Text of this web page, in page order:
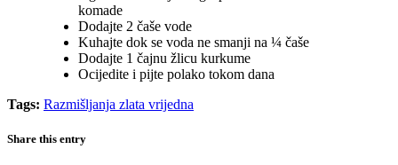
komade
Dodajte 2 čaše vode
Kuhajte dok se voda ne smanji na ¼ čaše
Dodajte 1 čajnu žlicu kurkume
Ocijedite i pijte polako tokom dana
Tags: Razmišljanja zlata vrijedna
Share this entry